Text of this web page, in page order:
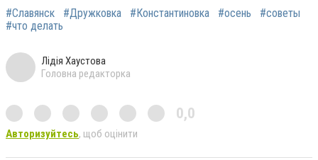
#Славянск #Дружковка #Константиновка #осень
#советы
#что делать
Лідія Хаустова
Головна редакторка
0,0
Авторизуйтесь, щоб оцінити